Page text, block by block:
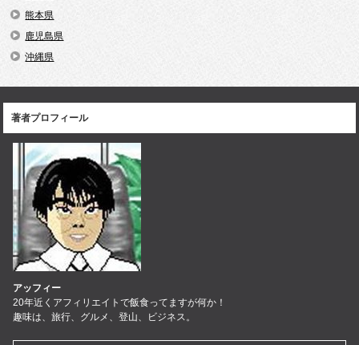
熊本県
鹿児島県
沖縄県
著者プロフィール
アッフィー
20年近くアフィリエイトで飯食ってますが何か！
趣味は、旅行、グルメ、登山、ビジネス。